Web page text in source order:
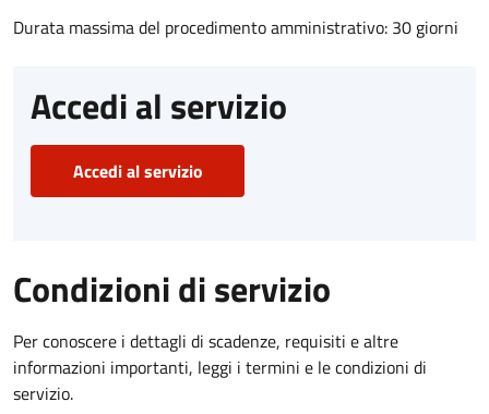
Durata massima del procedimento amministrativo: 30 giorni
Accedi al servizio
Accedi al servizio
Condizioni di servizio
Per conoscere i dettagli di scadenze, requisiti e altre
informazioni importanti, leggi i termini e le condizioni di
servizio.